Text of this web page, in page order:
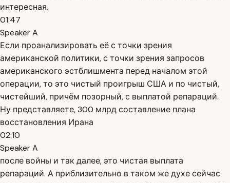
интересная.
01:47
Speaker A
Если проанализировать её с точки зрения
американской политики, с точки зрения запросов
американского эстблишмента перед началом этой
операции, то это чистый проигрыш США и по чистый,
чистейший, причём позорный, с выплатой репараций.
Ну представляете, 300 млрд составление плана
восстановления Ирана
02:10
Speaker A
после войны и так далее, это чистая выплата
репараций. А приблизительно в таком же духе сейчас